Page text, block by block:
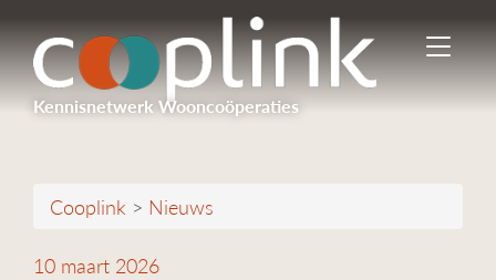
Kennisnetwerk Wooncoöperaties
I
n
-
Cooplink > Nieuws
10 maart 2026